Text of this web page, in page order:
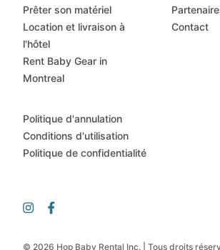
© 2026 Hop Baby Rental Inc. | Tous droits
Prêter son matériel
Location et livraison à
l'hôtel
Rent Baby Gear in
Montreal
Contact
Politique d'annulation
Conditions d'utilisation
Politique de confidentialité